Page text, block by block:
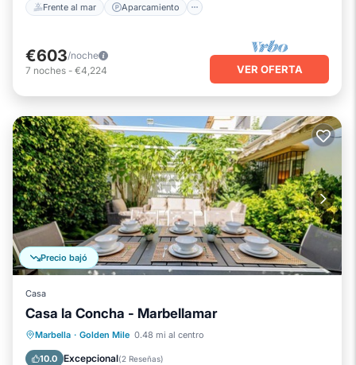
Frente al mar Aparcamiento
€603/noche
7 noches - €4,224 VER OFERTA
Precio bajó
Casa
Casa la Concha - Marbellamar
Marbella · Golden Mile 0.48 mi al centro
10.0 Excepcional(2 Reseñas)
Aparcamiento
Piscina
Balcón/Terraza